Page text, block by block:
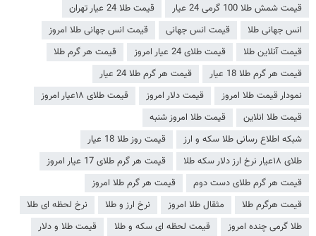
قیمت شمش طلا 100 گرمی 24 عیار
قیمت طلا 24 عیار تهران
انس جهانی طلا
قیمت انس جهانی
قیمت انس جهانی طلا امروز
قیمت آنلاین طلا
قیمت طلای 24 عیار امروز
قیمت هر گرم طلا
قیمت هر گرم طلا 18 عیار
قیمت هر گرم طلا 24 عیار
نمودار قیمت طلا امروز
قیمت دلار امروز
قیمت طلای ۱۸عیار امروز
قیمت طلا انلاین
قیمت طلا امروز شنبه
شبکه اطلاع رسانی طلا سکه و ارز
قیمت روز طلا 18 عیار
طلای ۱۸عیار نرخ ارز دلار سکه طلا
قیمت هر گرم طلای 17 عیار امروز
قیمت هر گرم طلای دست دوم
قیمت هر گرم طلا امروز
قیمت هرگرم طلا
مثقال طلا امروز نرخ ارز و طلا
نرخ لحظه ای طلا
طلا گرمی چنده امروز
قیمت لحظه ای سکه و طلا
قیمت طلا و دلار